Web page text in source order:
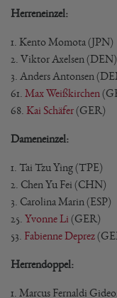
Herreneinzel:
1. Kento Momota (JPN)
2. Viktor Axelsen (DEN)
3. Anders Antonsen
61. Max Weißkirchen
68. Kai Schäfer(GER)
Dameneinzel:
1. Tai Tzu Ying (TPE)
2. Chen Yu Fei (CHN)
3. Carolina Marin (ESP)
25. Yvonne Li (GER)
53. Fabienne Deprez
Herrendoppel:
1. Marcus Fernaldi